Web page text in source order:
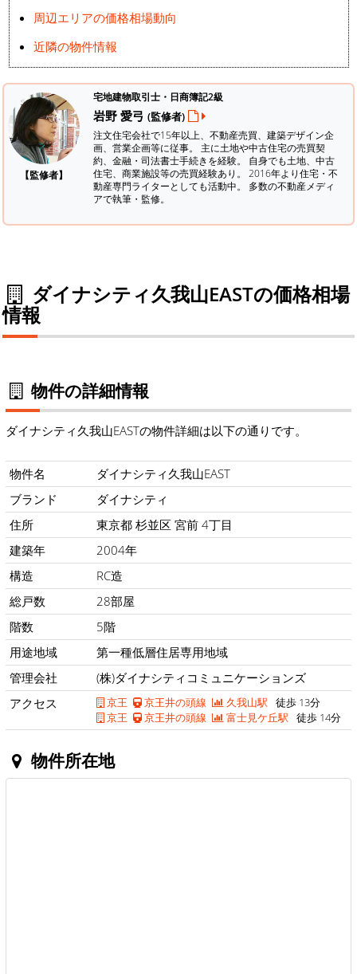
周辺エリアの価格相場動向
近隣の物件情報
【監修者】
宅地建物取引士・日商簿記2級
岩野 愛弓 (監修者)
注文住宅会社で15年以上、不動産売買、建築デザイン企
画、営業企画等に従事。 主に土地や中古住宅の売買契
約、金融・司法書士手続きを経験。 自身でも土地、中古
住宅、商業施設等の売買経験あり。 2016年より住宅・不
動産専門ライターとしても活動中。 多数の不動産メディ
アで執筆・監修。
ダイナシティ久我山EASTの価格相場
情報
物件の詳細情報
ダイナシティ久我山EASTの物件詳細は以下の通りです。
物件名
ダイナシティ久我山EAST
ブランド
ダイナシティ
住所
東京都 杉並区 宮前 4丁目
建築年
2004年
構造
RC造
総戸数
28部屋
階数
5階
用途地域
第一種低層住居専用地域
管理会社
(株)ダイナシティコミュニケーションズ
アクセス
京王 京王井の頭線 久我山駅 徒歩 13分
京王
京王井の頭線 富士見ケ丘駅 徒歩 14分
物件所在地